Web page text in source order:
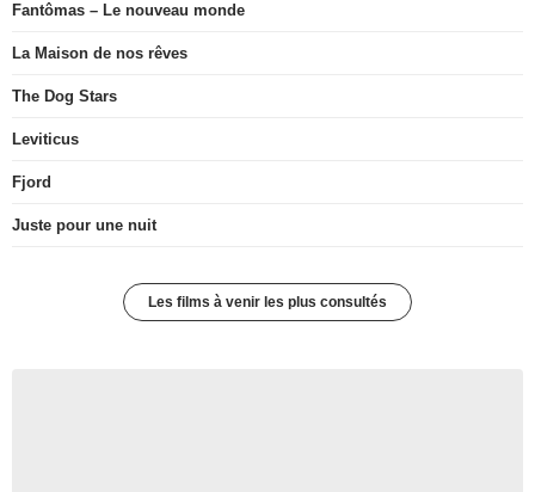
Fantômas – Le nouveau monde
La Maison de nos rêves
The Dog Stars
Leviticus
Fjord
Juste pour une nuit
Les films à venir les plus consultés